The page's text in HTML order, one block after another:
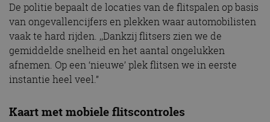
De politie bepaalt de locaties van de flitspalen op basis
van ongevallencijfers en plekken waar automobilisten
vaak te hard rijden. ,,Dankzij flitsers zien we de
gemiddelde snelheid en het aantal ongelukken
afnemen. Op een ‘nieuwe’ plek flitsen we in eerste
instantie heel veel.”
Kaart met mobiele flitscontroles